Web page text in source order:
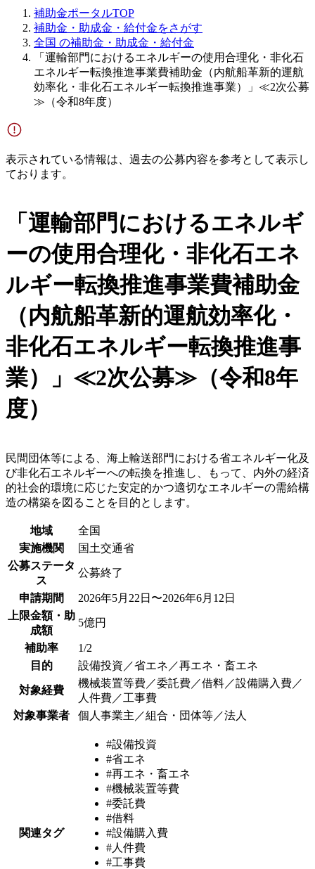
補助金ポータルTOP
補助金・助成金・給付金をさがす
全国 の補助金・助成金・給付金
「運輸部門におけるエネルギーの使用合理化・非化石
エネルギー転換推進事業費補助金（内航船革新的運航
効率化・非化石エネルギー転換推進事業）」≪2次公募
≫（令和8年度）
表示されている情報は、過去の公募内容を参考として表示し
ております。
「運輸部門におけるエネルギ
ーの使用合理化・非化石エネ
ルギー転換推進事業費補助金
（内航船革新的運航効率化・
非化石エネルギー転換推進事
業）」≪2次公募≫（令和8年
度）
民間団体等による、海上輸送部門における省エネルギー化及
び非化石エネルギーへの転換を推進し、もって、内外の経済
的社会的環境に応じた安定的かつ適切なエネルギーの需給構
造の構築を図ることを目的とします。
地域
全国
実施機関
国土交通省
公募ステータ
ス
公募終了
申請期間
2026年5月22日〜2026年6月12日
上限金額・助
成額
5億円
補助率
1/2
目的
設備投資／省エネ／再エネ・畜エネ
対象経費
機械装置等費／委託費／借料／設備購入費／
人件費／工事費
対象事業者
個人事業主／組合・団体等／法人
関連タグ
#設備投資
#省エネ
#再エネ・畜エネ
#機械装置等費
#委託費
#借料
#設備購入費
#人件費
#工事費